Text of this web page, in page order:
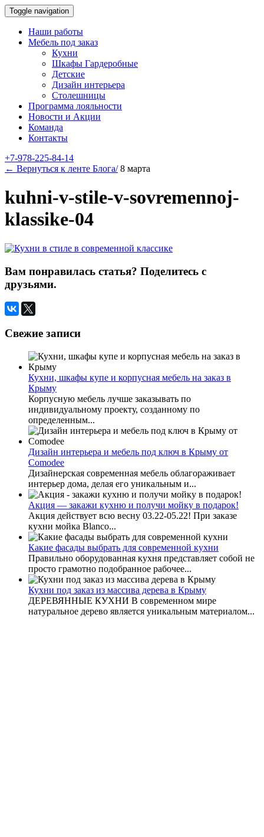
Toggle navigation
Наши работы
Мебель под заказ
Кухни
Шкафы Гардеробные
Детские
Дизайн интерьера
Столешницы
Программа лояльности
Новости и Акции
Команда
Контакты
+7-978-225-84-14
← Вернуться к ленте Блога/ 8 марта
kuhni-v-stile-v-sovremennoj-
klassike-04
Вам понравилась статья? Поделитесь с
друзьями.
Свежие записи
Кухни, шкафы купе и корпусная мебель на заказ в
Крыму
Корпусную мебель лучше заказывать по
индивидуальному проекту, созданному по
определенным...
Дизайн интерьера и мебель под ключ в Крыму от
Comodee
Дизайнерская современная мебель облагораживает
интерьер дома, делая его уникальным и...
Акция — закажи кухню и получи мойку в подарок!
Акция действует всю весну 03.22-05.22! При заказе
кухни мойка Blanco...
Какие фасады выбрать для современной кухни
Правильно оборудованная кухня представляет собой не
просто грамотно подобранное рабочее...
Кухни под заказ из массива дерева в Крыму
ДЕРЕВЯННЫЕ КУХНИ В современном мире
натуральное дерево является уникальным материалом...